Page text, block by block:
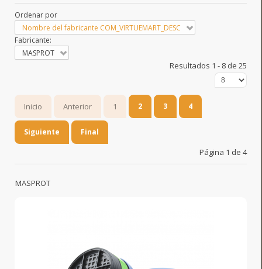
Ordenar por
Nombre del fabricante COM_VIRTUEMART_DESC
Fabricante:
MASPROT
Resultados 1 - 8 de 25
Inicio Anterior 1 2 3 4
Siguiente Final
Página 1 de 4
MASPROT